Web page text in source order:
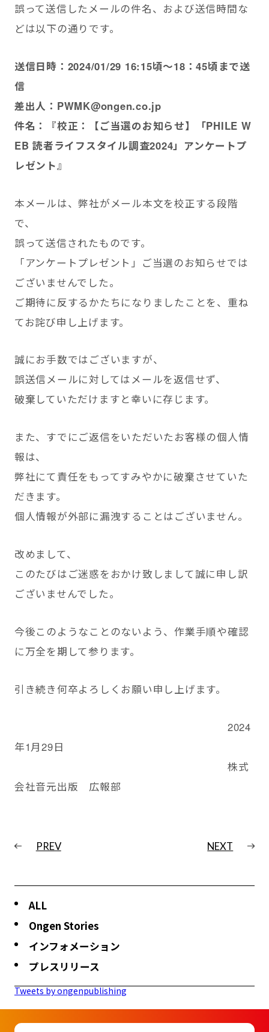
誤って送信したメールの件名、および送信時間な
どは以下の通りです。
送信日時：2024/01/29 16:15頃～18：45頃まで送
信
差出人：PWMK@ongen.co.jp
件名：『校正：【ご当選のお知らせ】「PHILE W
EB 読者ライフスタイル調査2024」アンケートプ
レゼント』
本メールは、弊社がメール本文を校正する段階
で、
誤って送信されたものです。
「アンケートプレゼント」ご当選のお知らせでは
ございませんでした。
ご期待に反するかたちになりましたことを、重ね
てお詫び申し上げます。
誠にお手数ではございますが、
誤送信メールに対してはメールを返信せず、
破棄していただけますと幸いに存じます。
また、すでにご返信をいただいたお客様の個人情
報は、
弊社にて責任をもってすみやかに破棄させていた
だきます。
個人情報が外部に漏洩することはございません。
改めまして、
このたびはご迷惑をおかけ致しまして誠に申し訳
ございませんでした。
今後このようなことのないよう、作業手順や確認
に万全を期して参ります。
引き続き何卒よろしくお願い申し上げます。
2024
年1月29日
株式
会社音元出版 広報部
PREV NEXT
ALL
Ongen Stories
インフォメーション
プレスリリース
Tweets by ongenpublishing